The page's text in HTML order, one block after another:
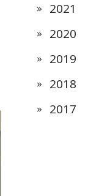
2021
2020
2019
2018
2017